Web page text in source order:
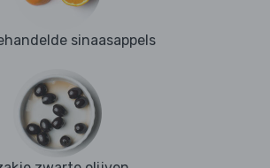
sinaasappels